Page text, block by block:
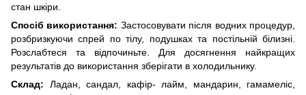
стан шкіри.
Спосіб використання: Застосовувати після водних процедур,
розбризкуючи спрей по тілу, подушках та постільній білизні.
Розслабтеся та відпочиньте. Для досягнення найкращих
результатів до використання зберігати в холодильнику.
Склад: Ладан, сандал, кафір- лайм, мандарин, гамамеліс,